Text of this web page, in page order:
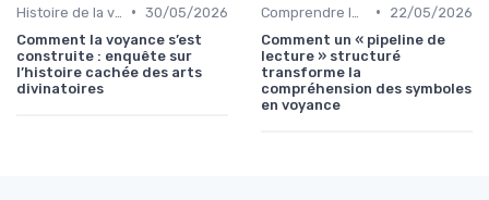
• 30/05/2026
Comment la voyance s’est
construite : enquête sur
l’histoire cachée des arts
divinatoires
•
22/05/2026
Comment un « pipeline de
lecture » structuré
transforme la
compréhension des symboles
en voyance